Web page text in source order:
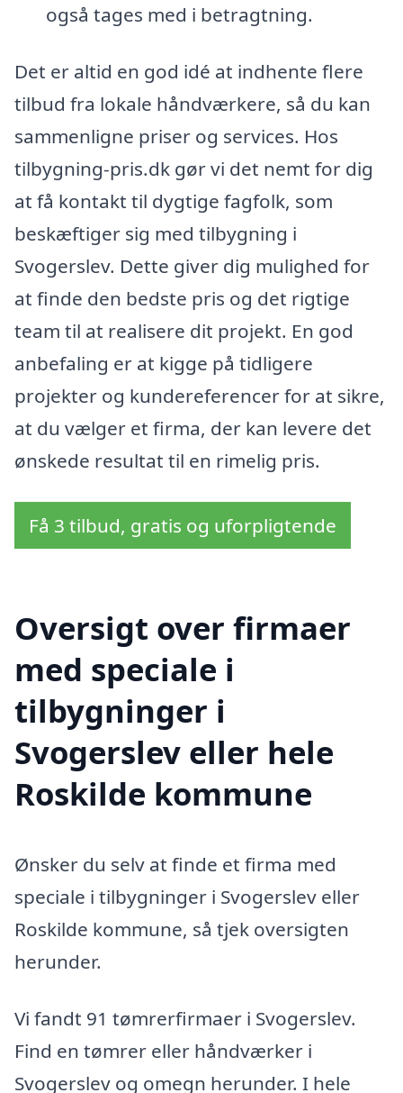
også tages med i betragtning.
Det er altid en god idé at indhente flere
tilbud fra lokale håndværkere, så du kan
sammenligne priser og services. Hos
tilbygning-pris.dk gør vi det nemt for dig
at få kontakt til dygtige fagfolk, som
beskæftiger sig med tilbygning i
Svogerslev. Dette giver dig mulighed for
at finde den bedste pris og det rigtige
team til at realisere dit projekt. En god
anbefaling er at kigge på tidligere
projekter og kundereferencer for at sikre,
at du vælger et firma, der kan levere det
ønskede resultat til en rimelig pris.
Få 3 tilbud, gratis og uforpligtende
Oversigt over firmaer
med speciale i
tilbygninger i
Svogerslev eller hele
Roskilde kommune
Ønsker du selv at finde et firma med
speciale i tilbygninger i Svogerslev eller
Roskilde kommune, så tjek oversigten
herunder.
Vi fandt 91 tømrerfirmaer i Svogerslev.
Find en tømrer eller håndværker i
Svogerslev og omegn herunder. I hele